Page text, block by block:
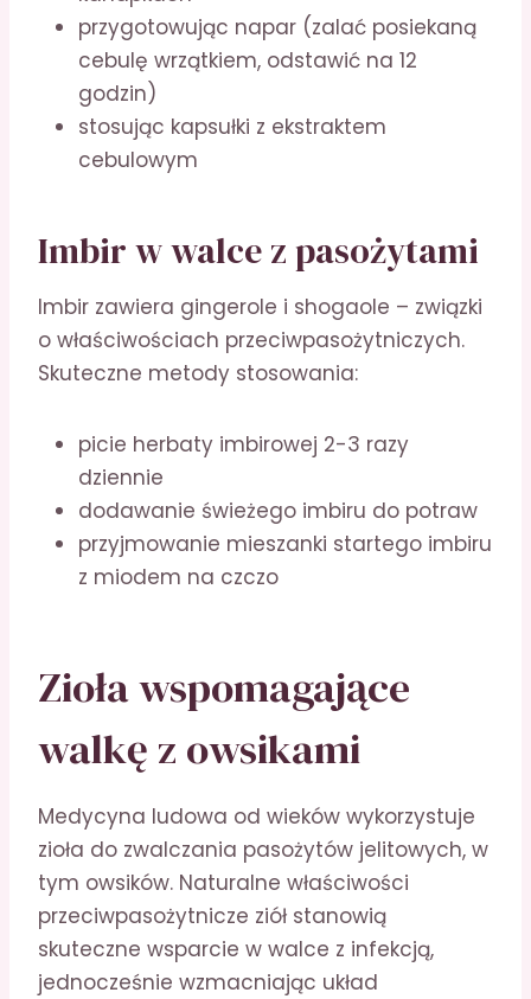
przygotowując napar (zalać posiekaną
cebulę wrzątkiem, odstawić na 12
godzin)
stosując kapsułki z ekstraktem
cebulowym
Imbir w walce z pasożytami
Imbir zawiera gingerole i shogaole – związki
o właściwościach przeciwpasożytniczych.
Skuteczne metody stosowania:
picie herbaty imbirowej 2-3 razy
dziennie
dodawanie świeżego imbiru do potraw
przyjmowanie mieszanki startego imbiru
z miodem na czczo
Zioła wspomagające
walkę z owsikami
Medycyna ludowa od wieków wykorzystuje
zioła do zwalczania pasożytów jelitowych, w
tym owsików. Naturalne właściwości
przeciwpasożytnicze ziół stanowią
skuteczne wsparcie w walce z infekcją,
jednocześnie wzmacniając układ